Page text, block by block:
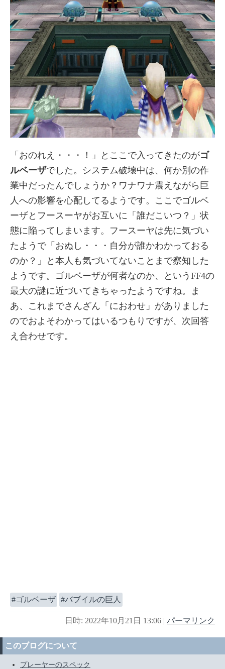
「おのれえ・・・！」とここで入ってきたのがゴ
ルベーザでした。システム破壊中は、何か別の作
業中だったんでしょうか？ワナワナ震えながら巨
人への影響を心配してるようです。ここでゴルベ
ーザとフースーヤがお互いに「誰だこいつ？」状
態に陥ってしまいます。フースーヤは先に気づい
たようで「おぬし・・・自分が誰かわかっておる
のか？」と本人も気づいてないことまで察知した
ようです。ゴルベーザが何者なのか、というFF4の
最大の謎に近づいてきちゃったようですね。ま
あ、これまでさんざん「におわせ」がありました
のでおよそわかってはいるつもりですが、次回答
え合わせです。
ゴルベーザ バブイルの巨人
日時: 2022年10月21日 13:06 | パーマリンク
このブログについて
プレーヤーのスペック